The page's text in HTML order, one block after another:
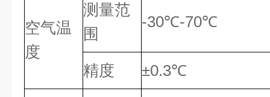
空气温
度
测量范
围
-30℃-70℃
精度 ±0.3℃